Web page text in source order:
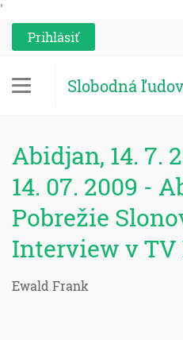
'
Prihlásiť
Slobodná
Abidjan, 14. 7.
14. 07. 2009 -
Pobrežie
Interview v TV
Ewald Frank